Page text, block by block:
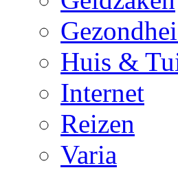
Huis &
Internet
Reizen
Varia